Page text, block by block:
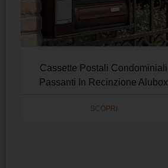
Cassette Postali Condominiali
Passanti In Recinzione Alubox
SCOPRI